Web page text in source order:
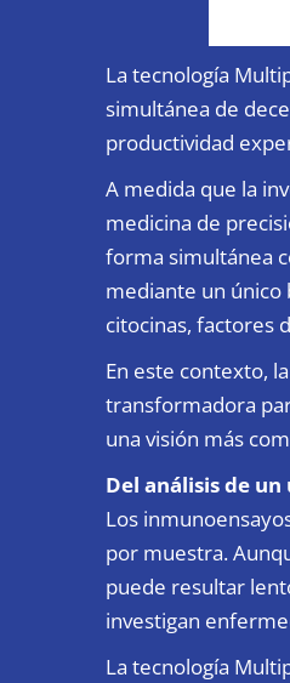
La tecnología
simultánea de
productividad
A medida que la
medicina de
forma simultánea
mediante un único
citocinas, factores
En este contexto,
transformadora
una visión más
Del análisis de
Los
por muestra.
puede resultar
investigan
La tecnología